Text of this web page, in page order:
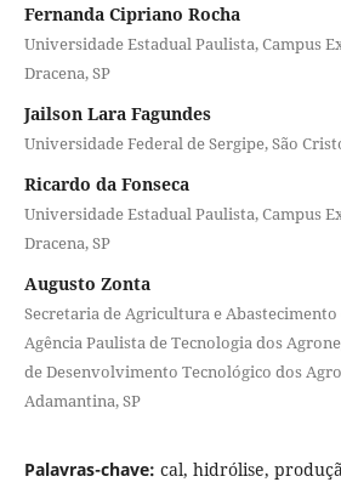
Fernanda Cipriano Rocha
Universidade Estadual Paulista, Campus
Dracena, SP
Jailson Lara Fagundes
Universidade Federal de Sergipe, São
Ricardo da Fonseca
Universidade Estadual Paulista, Campus
Dracena, SP
Augusto Zonta
Secretaria de Agricultura e Abastecimento
Agência Paulista de Tecnologia dos
de Desenvolvimento Tecnológico dos
Adamantina, SP
Palavras-chave: cal, hidrólise,